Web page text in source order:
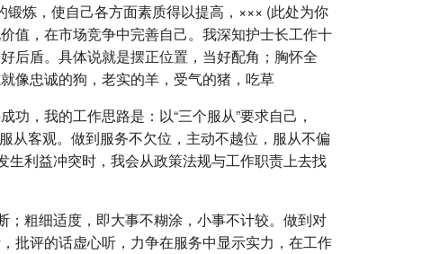
炼，使自己各方面素质得以提高，××× (此处为你
值，在市场竞争中完善自己。我深知护士长工作十
后盾。具体说就是摆正位置，当好配角；胸怀全
像忠诚的狗，老实的羊，受气的猪，吃草
，我的工作思路是：以“三个服从”要求自己，
从客观。做到服务不欠位，主动不越位，服从不偏
生利益冲突时，我会从政策法规与工作职责上去找
；粗细适度，即大事不糊涂，小事不计较。做到对
批评的话虚心听，力争在服务中显示实力，在工作